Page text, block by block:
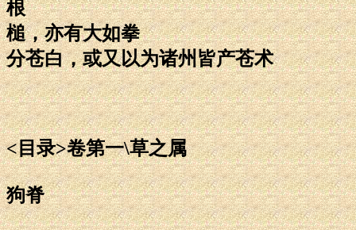
根
槌，亦有大如拳
分苍白，或又以为诸州皆产苍术
<目录>卷第一\草之属
狗脊